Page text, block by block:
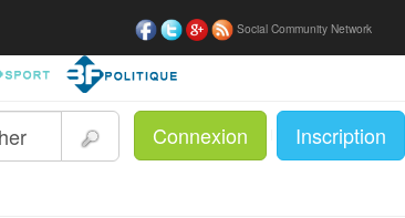
Connexion Inscription
Social Community Network